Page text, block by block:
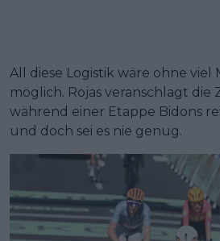
All diese Logistik wäre ohne viel
möglich. Rojas veranschlagt die
während einer Etappe Bidons
und doch sei es nie genug.